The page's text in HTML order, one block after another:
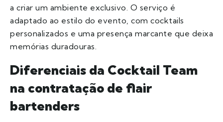
a criar um ambiente exclusivo. O serviço é
adaptado ao estilo do evento, com cocktails
personalizados e uma presença marcante que deixa
memórias duradouras.
Diferenciais da Cocktail Team
na contratação de flair
bartenders